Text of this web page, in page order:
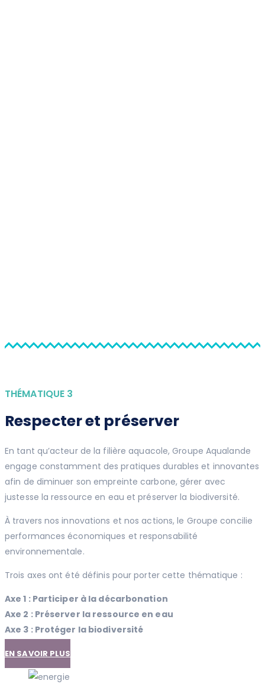
THÉMATIQUE 3
Respecter et préserver
En tant qu’acteur de la filière aquacole, Groupe Aqualande
engage constamment des pratiques durables et innovantes
afin de diminuer son empreinte carbone, gérer avec
justesse la ressource en eau et préserver la biodiversité.
À travers nos innovations et nos actions, le Groupe concilie
performances économiques et responsabilité
environnementale.
Trois axes ont été définis pour porter cette thématique :
Axe 1 : Participer à la décarbonation
Axe 2 : Préserver la ressource en eau
Axe 3 : Protéger la biodiversité
EN SAVOIR PLUS